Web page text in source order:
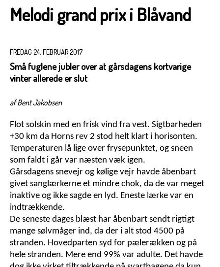
Melodi grand prix i Blåvand
FREDAG 24. FEBRUAR 2017
Små fuglene jubler over at gårsdagens kortvarige
vinter allerede er slut
af Bent Jakobsen
Flot solskin med en frisk vind fra vest. Sigtbarheden
+30 km da Horns rev 2 stod helt klart i horisonten.
Temperaturen lå lige over frysepunktet, og sneen
som faldt i går var næsten væk igen.
Gårsdagens snevejr og kølige vejr havde åbenbart
givet sanglærkerne et mindre chok, da de var meget
inaktive og ikke sagde en lyd. Eneste lærke var en
indtrækkende.
De seneste dages blæst har åbenbart sendt rigtigt
mange sølvmåger ind, da der i alt stod 4500 på
stranden. Hovedparten syd for pælerækken og på
hele stranden. Mere end 99% var adulte. Det havde